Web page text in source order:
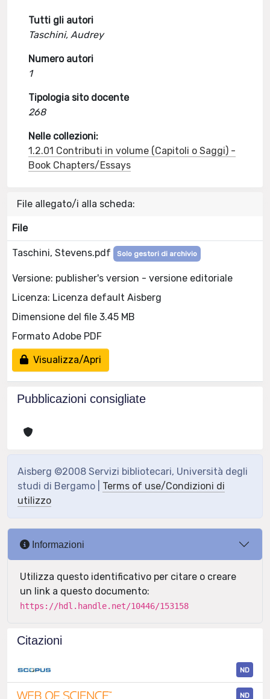
Tutti gli autori
Taschini, Audrey
Numero autori
1
Tipologia sito docente
268
Nelle collezioni:
1.2.01 Contributi in volume (Capitoli o Saggi) -
Book Chapters/Essays
File allegato/i alla scheda:
File
Taschini, Stevens.pdf Solo gestori di archivio
Versione: publisher's version - versione editoriale
Licenza: Licenza default Aisberg
Dimensione del file 3.45 MB
Formato Adobe PDF
Visualizza/Apri
Pubblicazioni consigliate
Aisberg ©2008 Servizi bibliotecari, Università degli
studi di Bergamo | Terms of use/Condizioni di
utilizzo
Informazioni
Utilizza questo identificativo per citare o creare
un link a questo documento:
https://hdl.handle.net/10446/153158
Citazioni
ND
ND